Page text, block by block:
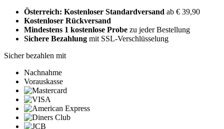
Österreich: Kostenloser Standardversand ab € 39,90
Kostenloser Rückversand
Mindestens 1 kostenlose Probe zu jeder Bestellung
Sichere Bezahlung mit SSL-Verschlüsselung
Sicher bezahlen mit
Nachnahme
Vorauskasse